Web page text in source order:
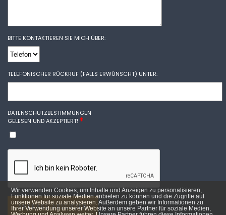
Wir verwenden Cookies, um Inhalte und Anzeigen zu personalisieren,
Funktionen für soziale Medien anbieten zu können und die Zugriffe auf
unsere Website zu analysieren. Außerdem geben wir Informationen zu
Ihrer Verwendung unserer Website an unsere Partner für soziale Medien,
BITTE KONTAKTIEREN SIE MICH ÜBER:
TELEFONISCHER RÜCKRUF (FALLS ERWÜNSCHT) UNTER:
DATENSCHUTZBESTIMMUNGEN
GELESEN UND AKZEPTIERT!
ANFRAGE ABSENDEN